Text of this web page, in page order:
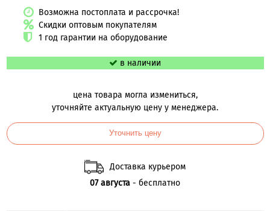
Возможна постоплата и рассрочка!
Скидки оптовым покупателям
1 год гарантии на оборудование
в наличии
цена товара могла измениться,
уточняйте актуальную цену у менеджера.
Уточнить цену
Доставка курьером
07 августа - бесплатно